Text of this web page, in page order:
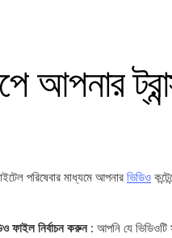
আপনার
পরিষেবার মাধ্যমে আপনার ভিডিও
ফাইল নির্বাচন করুন: আপনি যে